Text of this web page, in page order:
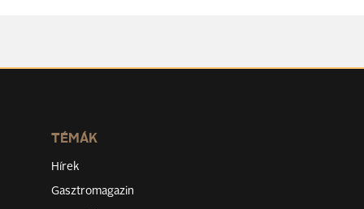
TÉMÁK
Hírek
Gasztromagazin